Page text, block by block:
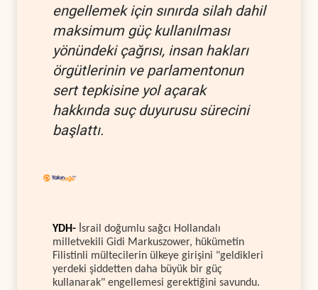
engellemek için sınırda silah dahil
maksimum güç kullanılması
yönündeki çağrısı, insan hakları
örgütlerinin ve parlamentonun
sert tepkisine yol açarak
hakkında suç duyurusu sürecini
başlattı.
YDH- İsrail doğumlu sağcı Hollandalı
milletvekili Gidi Markuszower, hükümetin
Filistinli mültecilerin ülkeye girişini "geldikleri
yerdeki şiddetten daha büyük bir güç
kullanarak" engellemesi gerektiğini savundu.